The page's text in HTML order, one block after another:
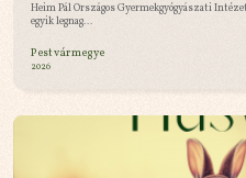
Heim Pál Országos Gyermekgyógyászati
egyik legnag...
Pest vármegye
2026